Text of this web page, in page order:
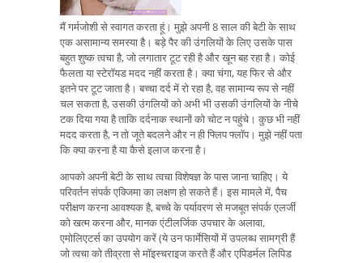
मैं गर्मजोशी से स्वागत करता हूं। मुझे अपनी 8 साल की बेटी के साथ
एक असामान्य समस्या है। बड़े पैर की उंगलियों के लिए उसके पास
बहुत शुष्क त्वचा है, जो लगातार टूट रही है और खून बह रहा है। कोई
फैलता या स्टेरॉयड मदद नहीं करता है। क्या चंगा, यह फिर से और
इतने पर टूट जाता है। बच्चा दर्द में रो रहा है, वह सामान्य रूप से नहीं
चल सकता है, उसकी उंगलियों को अभी भी उसकी उंगलियों के नीचे
टक दिया गया है ताकि दर्दनाक स्थानों को चोट न पहुंचे। कुछ भी नहीं
मदद करता है, न तो जूते बदलने और न ही फ्लिप फ्लॉप। मुझे नहीं पता
कि क्या करना है या कैसे इलाज करना है।
आपको अपनी बेटी के साथ त्वचा विशेषज्ञ के पास जाना चाहिए। ये
परिवर्तन संपर्क एक्जिमा का लक्षण हो सकते हैं। इस मामले में, पैच
परीक्षण करना आवश्यक है, बच्चे के पर्यावरण से मजबूत संपर्क एलर्जी
को खत्म करना और, मानक एंटीलर्जिक उपचार के अलावा,
एमोलिएटर्स का उपयोग करें (ये उन फार्मेसियों में उपलब्ध सामग्री हैं
जो त्वचा को तीव्रता से मॉइस्चराइज करते हैं और एपिडर्मल लिपिड